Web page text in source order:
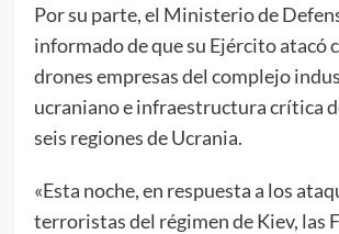
Por su parte, el Ministerio de
informado de que su Ejército atacó
drones empresas del complejo
ucraniano e infraestructura crítica
seis regiones de Ucrania.
«Esta noche, en respuesta a los
terroristas del régimen de Kiev, las